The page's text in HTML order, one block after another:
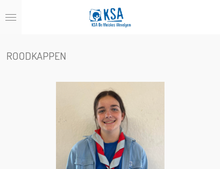
direct
hoofdinhoud
ROODKAPPEN